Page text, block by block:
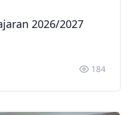
2026/2027
184